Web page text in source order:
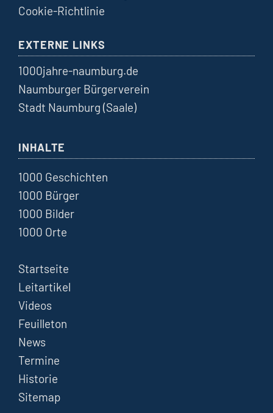
Cookie-Richtlinie
EXTERNE LINKS
1000jahre-naumburg.de
Naumburger Bürgerverein
Stadt Naumburg (Saale)
INHALTE
1000 Geschichten
1000 Bürger
1000 Bilder
1000 Orte
Startseite
Leitartikel
Videos
Feuilleton
News
Termine
Historie
Sitemap